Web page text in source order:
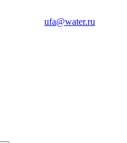
ufa@water.ru